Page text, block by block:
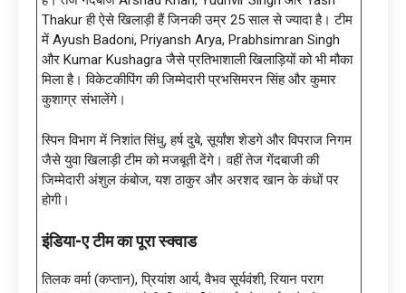
Thakur ही ऐसे खिलाड़ी हैं जिनकी उम्र 25 साल से ज्यादा है। टीम
में Ayush Badoni, Priyansh Arya, Prabhsimran Singh
और Kumar Kushagra जैसे प्रतिभाशाली खिलाड़ियों को भी मौका
मिला है। विकेटकीपिंग की जिम्मेदारी प्रभसिमरन सिंह और कुमार
कुशाग्र संभालेंगे।
स्पिन विभाग में निशांत सिंधु, हर्ष दुबे, सूर्यांश शेडगे और विपराज निगम
जैसे युवा खिलाड़ी टीम को मजबूती देंगे। वहीं तेज गेंदबाजी की
जिम्मेदारी अंशुल कंबोज, यश ठाकुर और अरशद खान के कंधों पर
होगी।
इंडिया-ए टीम का पूरा स्क्वाड
तिलक वर्मा (कप्तान), प्रियांश आर्य, वैभव सूर्यवंशी, रियान पराग